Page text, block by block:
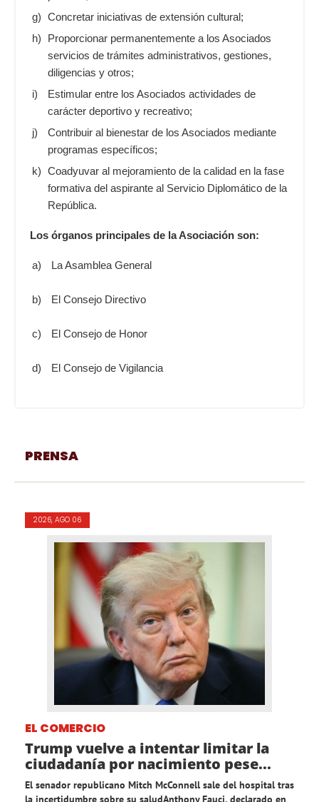
g) Concretar iniciativas de extensión cultural;
h)
Proporcionar permanentemente a los Asociados
servicios de trámites administrativos, gestiones,
diligencias y otros;
i)
Estimular entre los Asociados actividades de
carácter deportivo y recreativo;
j)
Contribuir al bienestar de los Asociados mediante
programas específicos;
k) Coadyuvar al mejoramiento de la calidad en la fase
formativa del aspirante al Servicio Diplomático de la
República.
Los órganos principales de la Asociación son:
a)
b)
c)
d)
La Asamblea General
El Consejo Directivo
El Consejo de Honor
El Consejo de Vigilancia
PRENSA
2026, AGO 06
EL COMERCIO
Trump vuelve a intentar limitar la
ciudadanía por nacimiento pese...
El senador republicano Mitch McConnell sale del hospital tras
la incertidumbre sobre su saludAnthony Fauci, declarado en